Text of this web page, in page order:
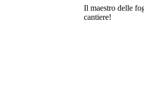
Il maestro delle
cantiere!